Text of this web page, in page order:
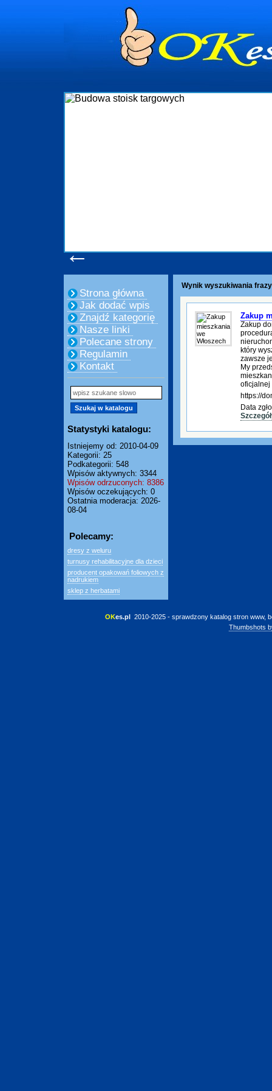
←
Strona główna
Jak dodać wpis
Znajdź kategorię
Nasze linki
Polecane strony
Regulamin
Kontakt
Statystyki katalogu:
Istniejemy od: 2010-04-09
Kategorii: 25
Podkategorii: 548
Wpisów aktywnych: 3344
Wpisów odrzuconych: 8386
Wpisów oczekujących: 0
Ostatnia moderacja: 2026-
08-04
Polecamy:
dresy z weluru
turnusy rehabilitacyjne dla dzieci
producent opakowań foliowych z
nadrukiem
sklep z herbatami
Wynik wyszukiwania
Zakup
Zakup
który
zawsze
My
oficjalnej
https://
Data
OKes.pl 2010-2025 - sprawdzony katalog stron www,
Thumbshots